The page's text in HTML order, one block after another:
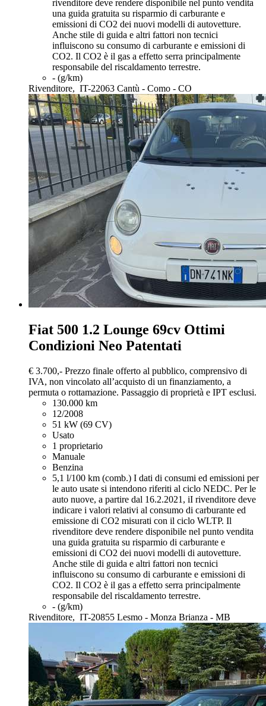
rivenditore deve rendere disponibile nel punto vendita
una guida gratuita su risparmio di carburante e
emissioni di CO2 dei nuovi modelli di autovetture.
Anche stile di guida e altri fattori non tecnici
influiscono su consumo di carburante e emissioni di
CO2. Il CO2 è il gas a effetto serra principalmente
responsabile del riscaldamento terrestre.
- (g/km)
Rivenditore, IT-22063 Cantù - Como - CO
Fiat 500 1.2 Lounge 69cv Ottimi
Condizioni Neo Patentati
€ 3.700,- Prezzo finale offerto al pubblico, comprensivo di
IVA, non vincolato all’acquisto di un finanziamento, a
permuta o rottamazione. Passaggio di proprietà e IPT esclusi.
130.000 km
12/2008
51 kW (69 CV)
Usato
1 proprietario
Manuale
Benzina
5,1 l/100 km (comb.) I dati di consumi ed emissioni per
le auto usate si intendono riferiti al ciclo NEDC. Per le
auto nuove, a partire dal 16.2.2021, iI rivenditore deve
indicare i valori relativi al consumo di carburante ed
emissione di CO2 misurati con il ciclo WLTP. Il
rivenditore deve rendere disponibile nel punto vendita
una guida gratuita su risparmio di carburante e
emissioni di CO2 dei nuovi modelli di autovetture.
Anche stile di guida e altri fattori non tecnici
influiscono su consumo di carburante e emissioni di
CO2. Il CO2 è il gas a effetto serra principalmente
responsabile del riscaldamento terrestre.
- (g/km)
Rivenditore, IT-20855 Lesmo - Monza Brianza - MB